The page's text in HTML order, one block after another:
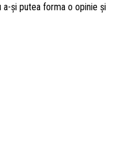
și putea forma o opinie și